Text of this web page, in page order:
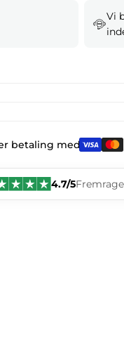
Vi
betaling med:
4.7/5